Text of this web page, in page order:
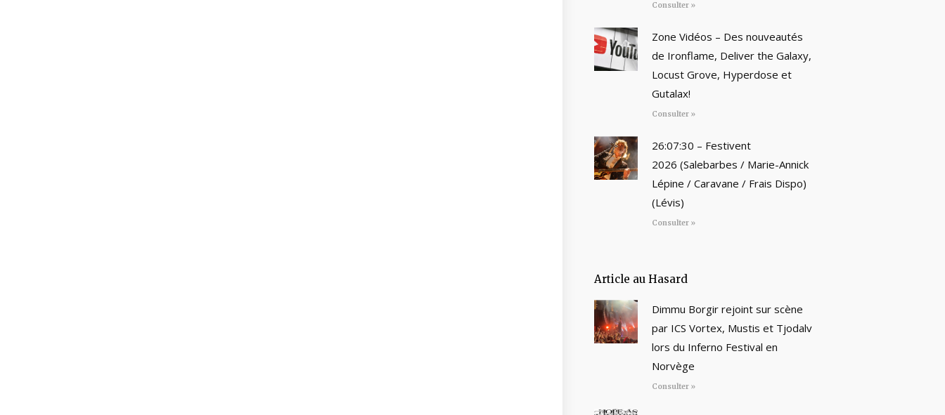
Consulter »
Zone Vidéos – Des nouveautés
de Ironflame, Deliver the Galaxy,
Locust Grove, Hyperdose et
Gutalax!
Consulter »
26:07:30 – Festivent
2026 (Salebarbes / Marie-Annick
Lépine / Caravane / Frais Dispo)
(Lévis)
Consulter »
Article au Hasard
Dimmu Borgir rejoint sur scène
par ICS Vortex, Mustis et Tjodalv
lors du Inferno Festival en
Norvège
Consulter »